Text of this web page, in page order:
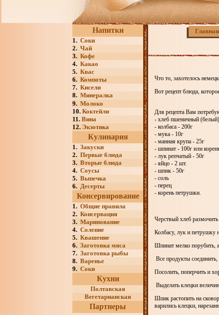
Напитки
1. Соки
2. Чай
3. Кофе
4. Какао
5. Квас
6. Компоты
7. Кисели
8. Минералка
9. Молоко
10. Коктейли
11. Вина
12. Экзотика
Кулинария
1. Закуски
2. Первые блюда
3. Вторые блюда
4. Соусы
5. Выпечка
6. Десерты
Консервирование
1. Общие правила
2. Консервация
3. Маринование
4. Соление
5. Квашение
6. Заготовка мяса
7. Заготовка рыбы
8. Варенье
9. Соки
Кухни
Полтавская
Вегетарианская
Партнеры
Главная
Что то, захотелось
Вот рецепт блюда,
Для рецепта Вам
- хлеб пшеничный
- колбаса - 200г
- мука - 10г
- манная крупа - 25г
- шпинат - 100г или
- лук репчатый - 50г
- яйцо - 2 шт.
- шпик - 50г
- соль
- перец
- корень петрушки.
Черствый хлеб
Колбасу, лук и петрушку
Шпинат мелко порубить, а
Все продукты
Посолить, поперчить и
Выделать клецки
Шпик растопить на
варились клецки,